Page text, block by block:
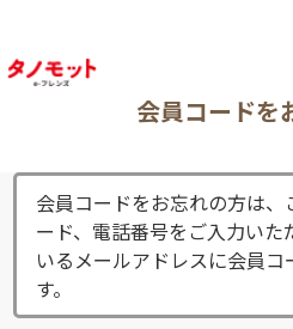
会員コードを
会員コードをお忘れの方は
ード、電話番号をご入力いた
いるメールアドレスに会員
す。